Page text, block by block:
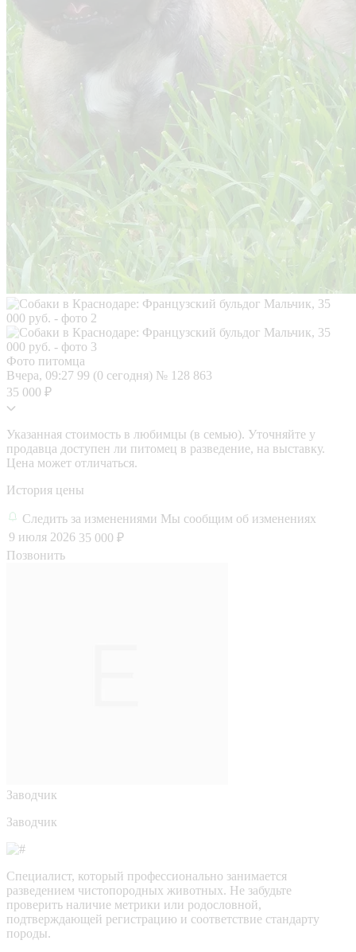
Фото питомца
Вчера, 09:27 99 (0 сегодня) № 128 863
35 000 ₽
Указанная стоимость в любимцы (в семью). Уточняйте у
продавца доступен ли питомец в разведение, на выставку.
Цена может отличаться.
История цены
Следить за изменениями Мы сообщим об изменениях
9 июля 2026 35 000 ₽
Позвонить
Заводчик
Заводчик
Специалист, который профессионально занимается
разведением чистопородных животных. Не забудьте
проверить наличие метрики или родословной,
подтверждающей регистрацию и соответствие стандарту
породы.